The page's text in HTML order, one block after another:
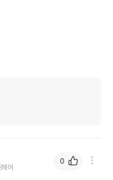
2026.12.04이거나 그
됩니다.
어
0